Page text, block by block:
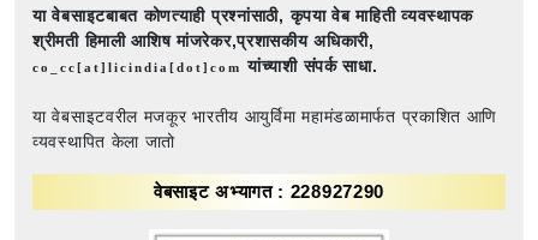
या वेबसाइटबाबत कोणत्याही प्रश्नांसाठी, कृपया वेब माहिती व्यवस्थापक
श्रीमती हिमाली आशिष मांजरेकर,प्रशासकीय अधिकारी,
co_cc[at]licindia[dot]comयांच्याशी संपर्क साधा.
या वेबसाइटवरील मजकूर भारतीय आयुर्विमा महामंडळामार्फत प्रकाशित आणि
व्यवस्थापित केला जातो
वेबसाइट अभ्यागत : 228927290